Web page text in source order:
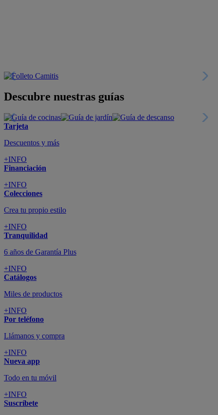
Descubre nuestras guías
Tarjeta
Descuentos y más
+INFO
Financiación
+INFO
Colecciones
Crea tu propio estilo
+INFO
Tranquilidad
6 años de Garantía Plus
+INFO
Catálogos
Miles de productos
+INFO
Por teléfono
Llámanos y compra
+INFO
Nueva app
Todo en tu móvil
+INFO
Suscríbete